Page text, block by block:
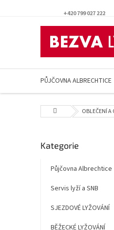
+420 799 027 222
PŮJČOVNA ALBRECHTICE
Domů OBLEČENÍ A
o
Přeskočit
Kategorie
Půjčovna Albrechtice
Servis lyží a SNB
SJEZDOVÉ LYŽOVÁNÍ
BĚŽECKÉ LYŽOVÁNÍ